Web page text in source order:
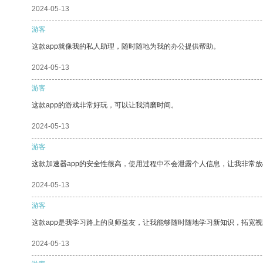
2024-05-13
游客
这款app就像我的私人助理，随时随地为我的办公提供帮助。
2024-05-13
游客
这款app的游戏非常好玩，可以让我消磨时间。
2024-05-13
游客
这款加速器app的安全性很高，使用过程中不会泄露个人信息，让我非常放
2024-05-13
游客
这款app是我学习路上的良师益友，让我能够随时随地学习新知识，拓宽视
2024-05-13